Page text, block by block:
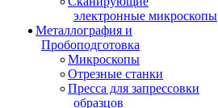
электронные микроскопы
Металлография и
Пробоподготовка
Микроскопы
Отрезные станки
Пресса для запрессовки
образцов